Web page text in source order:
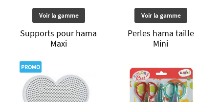
Voir la gamme
Supports pour hama
Maxi
Voir la gamme
Perles hama taille
Mini
PROMO